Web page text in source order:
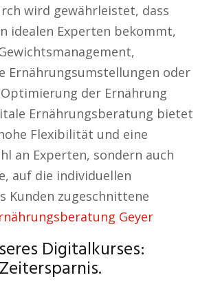
wird gewährleistet, dass
idealen Experten bekommt,
Ernährungsumstellungen oder
der Ernährung
Ernährungsberatung bietet
Flexibilität und eine
an Experten, sondern auch
auf die individuellen
Kunden zugeschnittene
Geyer
Digitalkurses: